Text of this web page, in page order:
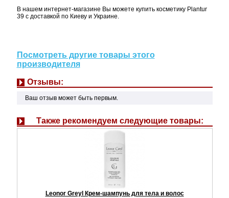
В нашем интернет-магазине Вы можете купить косметику Plantur
39 с доставкой по Киеву и Украине.
Посмотреть другие товары этого
производителя
Отзывы:
Ваш отзыв может быть первым.
Также рекомендуем следующие товары:
Leonor Greyl Крем-шампунь для тела и волос